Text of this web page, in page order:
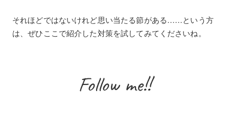
それほどではないけれど思い当たる節がある……という方
は、ぜひここで紹介した対策を試してみてくださいね。
Follow me!!